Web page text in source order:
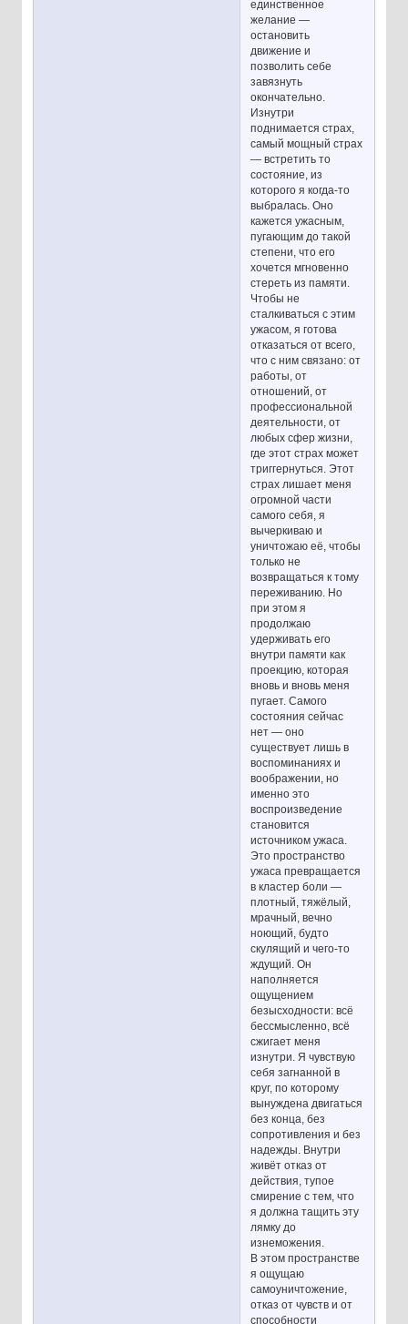
единственное
желание —
остановить
движение и
позволить себе
завязнуть
окончательно.
Изнутри
поднимается страх,
самый мощный страх
— встретить то
состояние, из
которого я когда-то
выбралась. Оно
кажется ужасным,
пугающим до такой
степени, что его
хочется мгновенно
стереть из памяти.
Чтобы не
сталкиваться с этим
ужасом, я готова
отказаться от всего,
что с ним связано: от
работы, от
отношений, от
профессиональной
деятельности, от
любых сфер жизни,
где этот страх может
триггернуться. Этот
страх лишает меня
огромной части
самого себя, я
вычеркиваю и
уничтожаю её, чтобы
только не
возвращаться к тому
переживанию. Но
при этом я
продолжаю
удерживать его
внутри памяти как
проекцию, которая
вновь и вновь меня
пугает. Самого
состояния сейчас
нет — оно
существует лишь в
воспоминаниях и
воображении, но
именно это
воспроизведение
становится
источником ужаса.
Это пространство
ужаса превращается
в кластер боли —
плотный, тяжёлый,
мрачный, вечно
ноющий, будто
скулящий и чего-то
ждущий. Он
наполняется
ощущением
безысходности: всё
бессмысленно, всё
сжигает меня
изнутри. Я чувствую
себя загнанной в
круг, по которому
вынуждена двигаться
без конца, без
сопротивления и без
надежды. Внутри
живёт отказ от
действия, тупое
смирение с тем, что
я должна тащить эту
лямку до
изнеможения.
В этом пространстве
я ощущаю
самоуничтожение,
отказ от чувств и от
способности